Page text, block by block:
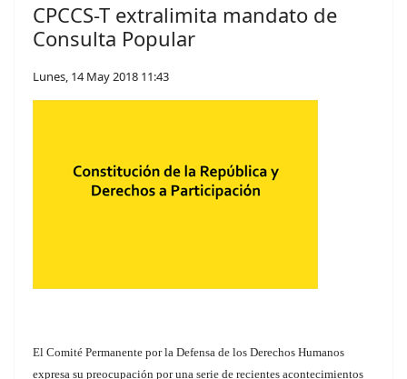
CPCCS-T extralimita mandato de
Consulta Popular
Lunes, 14 May 2018 11:43
El Comité Permanente por la Defensa de los Derechos Humanos
expresa su preocupación por una serie de recientes acontecimientos